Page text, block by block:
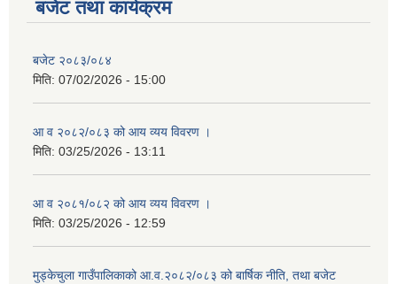
बजेट तथा कार्यक्रम
बजेट २०८३/०८४
मिति: 07/02/2026 - 15:00
आ व २०८२/०८३ को आय व्यय विवरण ।
मिति: 03/25/2026 - 13:11
आ व २०८१/०८२ को आय व्यय विवरण ।
मिति: 03/25/2026 - 12:59
मुड्केचुला गाउँपालिकाको आ.व.२०८२/०८३ को बार्षिक नीति, तथा बजेट